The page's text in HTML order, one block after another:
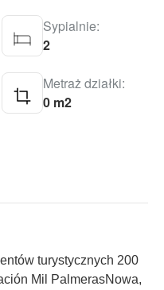
Sypialnie:
2
Metraż działki:
0 m2
turystycznych 200
Mil PalmerasNowa,